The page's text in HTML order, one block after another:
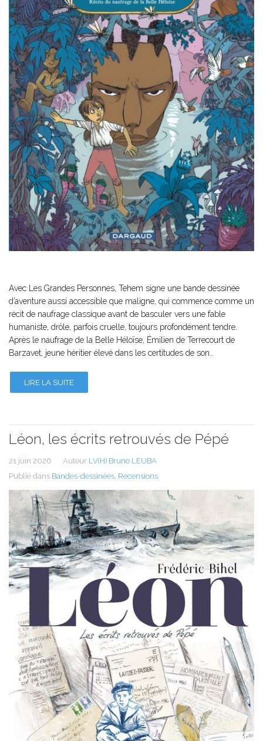
Avec Les Grandes Personnes, Tehem signe une bande dessinée
d’aventure aussi accessible que maligne, qui commence comme un
récit de naufrage classique avant de basculer vers une fable
humaniste, drôle, parfois cruelle, toujours profondément tendre.
Après le naufrage de la Belle Héloïse, Émilien de Terrecourt de
Barzavet, jeune héritier élevé dans les certitudes de son…
LIRE LA SUITE
Léon, les écrits retrouvés de Pépé
21 juin 2026 Auteur LV(H) Bruno LEUBA
Publié dans Bandes-dessinées Recensions